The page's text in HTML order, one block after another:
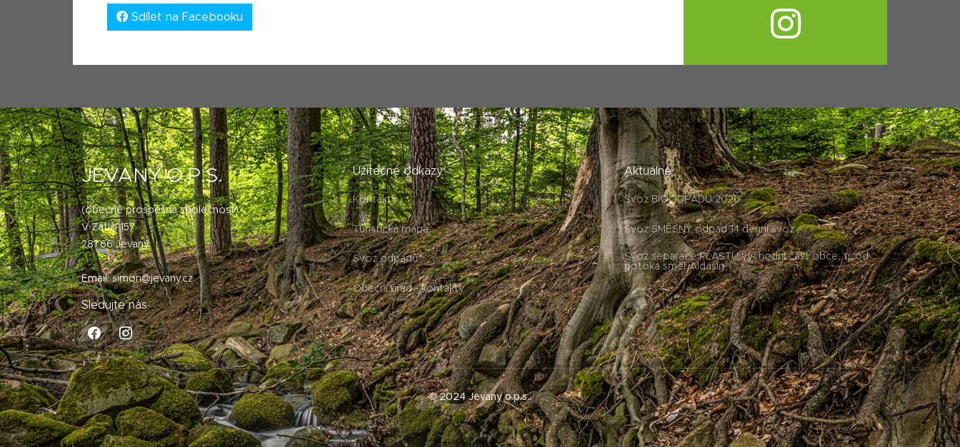
Sdílet na Facebooku
JEVANY O.P.S.
(obecně prospěšná společnost)
V Zátiší 157
281 66 Jevany
Email:simon@jevany.cz
Sledujte nás
Užitečné odkazy
Kontakty
Turistická mapa
Svoz odpadu
Obecní úřad - kontakty
Aktuálně
Svoz BIOODPADU 2026
Svoz SMĚSNÝ odpad 14 denní svoz
Svoz separace PLASTU východní část obce, tj. od
potoka směr Aldašín
©2024 Jevany o.p.s..